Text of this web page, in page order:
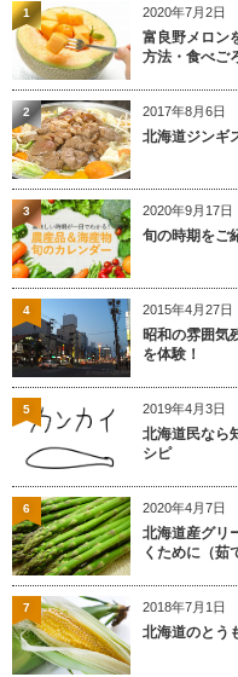
2020年7月2日
富良野メロン
方法・食べご
1
2017年8月6日
北海道ジンギ
2
2020年9月17日
旬の時期をご
3
2015年4月27日
昭和の雰囲気
を体験！
4
2019年4月3日
北海道民なら
シピ
5
2020年4月7日
北海道産グリ
くために（茹
6
2018年7月1日
北海道のとう
7